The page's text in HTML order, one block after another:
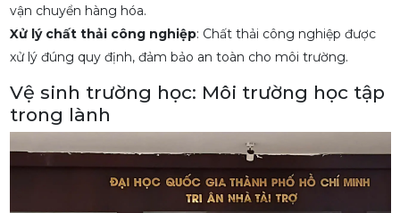
vận chuyển hàng hóa.
Xử lý chất thải công nghiệp: Chất thải công nghiệp được
xử lý đúng quy định, đảm bảo an toàn cho môi trường.
Vệ sinh trường học: Môi trường học tập
trong lành